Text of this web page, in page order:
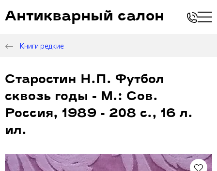
Антикварный салон
Книги редкие
Старостин Н.П. Футбол
сквозь годы - М.: Сов.
Россия, 1989 - 208 с., 16 л.
ил.